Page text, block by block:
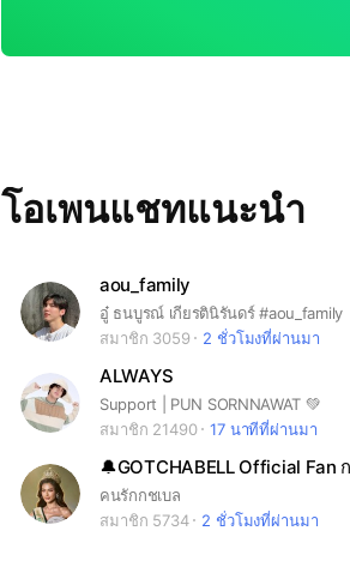
โอเพนแชทแนะนำ
aou_family
อู๋ ธนบูรณ์ เกียรตินิรันดร์ #aou_family
สมาชิก 3059
2 ชั่วโมงที่ผ่านมา
ALWAYS
Support | PUN SORNNAWAT 💚
สมาชิก 21490
17 นาทีที่ผ่านมา
คนรักกชเบล
สมาชิก 5734
2 ชั่วโมงที่ผ่านมา